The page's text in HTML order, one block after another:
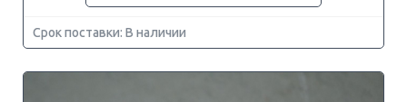
Срок поставки: В наличии